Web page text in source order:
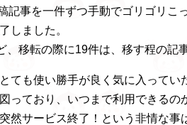
記事を一件ずつ手動でゴリゴリこ
しました。
、移転の際に19件は、移す程の記
ても使い勝手が良く気に入ってい
っており、いつまで利用できるの
然サービス終了！という非情な事